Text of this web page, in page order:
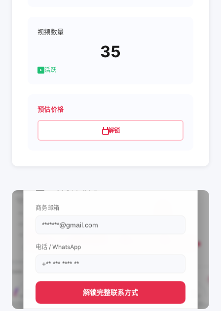
视频数量
35
活跃
预估价格
解锁
商务邮箱
电话 / WhatsApp
解锁完整联系方式